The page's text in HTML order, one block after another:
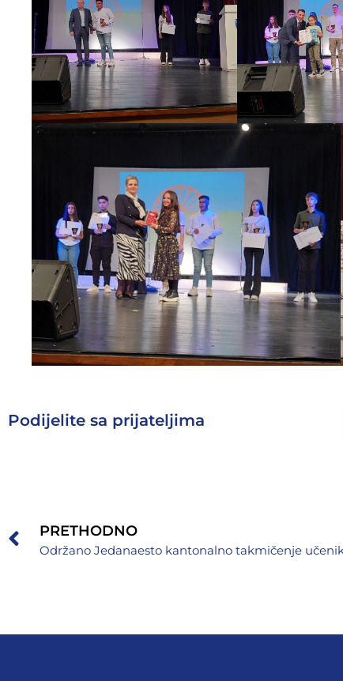
Podijelite sa prijateljima
PRETHODNO